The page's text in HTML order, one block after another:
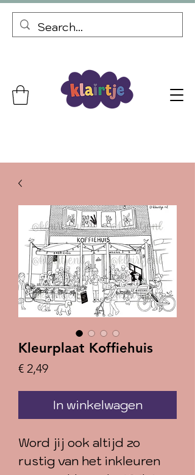
Kleurplaat Koffiehuis
€ 2,49Prijs
In winkelwagen
Word jij ook altijd zo
rustig van het inkleuren